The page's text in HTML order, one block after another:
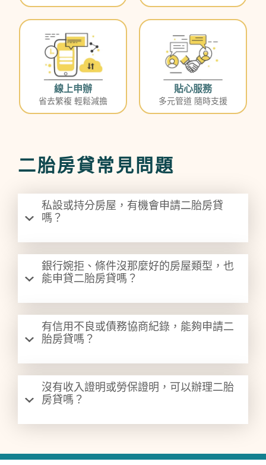
線上申辦
省去繁複 輕鬆減擔
貼心服務
多元管道 隨時支援
二胎房貸常見問題
私設或持分房屋，有機會申請二胎房貸
嗎？
不一定。私人設定的種類有很多，可能是因民
間借貸所產生，也可能是為了保護資產所作的
設定，需要進行整體評估，才能知道是否可
的部分。
銀行婉拒、條件沒那麼好的房屋類型，也
能申貸二胎房貸嗎？
可以。不論是偏鄉（離島除外）、老屋、套
房、樓店、辦公室，或是磚造房屋、農舍等，
都有機會申貸，立即諮詢好事貸團隊進行專業
有信用不良或債務協商紀錄，能夠申請二
胎房貸嗎？
可以。若是因積欠銀行款項而產生信用不良紀
錄，不用等到信用恢復正常，就能提出二胎房
貸的申請。此外，不管是曾有個別協商、前置
沒有收入證明或勞保證明，可以辦理二胎
房貸嗎？
鬆，只要能夠提供「有固定存款」的往來存